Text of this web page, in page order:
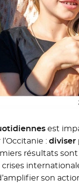
est
: diviser
résultats sont
son